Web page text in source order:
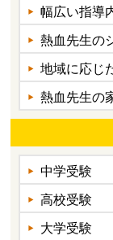
幅広い指導
熱血先生の
地域に応じ
熱血先生の
中学受験
高校受験
大学受験